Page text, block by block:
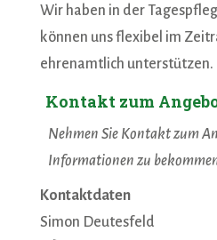
Wir haben in der
können uns flexibel im
ehrenamtlich unterstützen.
Kontakt zum
Nehmen Sie Kontakt zum
Informationen zu
Kontaktdaten
Simon Deutesfeld